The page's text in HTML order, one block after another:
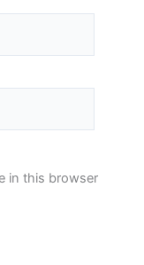
in this browser